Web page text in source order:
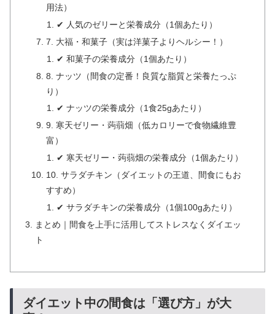
用法）
✔ 人気のゼリーと栄養成分（1個あたり）
7. 大福・和菓子（実は洋菓子よりヘルシー！）
✔ 和菓子の栄養成分（1個あたり）
8. ナッツ（間食の定番！良質な脂質と栄養たっぷ
り）
✔ ナッツの栄養成分（1食25gあたり）
9. 寒天ゼリー・蒟蒻畑（低カロリーで食物繊維豊
富）
✔ 寒天ゼリー・蒟蒻畑の栄養成分（1個あたり）
10. サラダチキン（ダイエットの王道、間食にもお
すすめ）
✔ サラダチキンの栄養成分（1個100gあたり）
まとめ｜間食を上手に活用してストレスなくダイエッ
ト
ダイエット中の間食は「選び方」が大